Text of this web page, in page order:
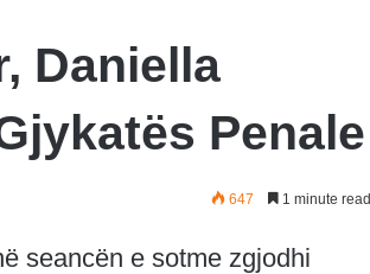
Daniella
Penale
647 1 minute read
seancën e sotme zgjodhi